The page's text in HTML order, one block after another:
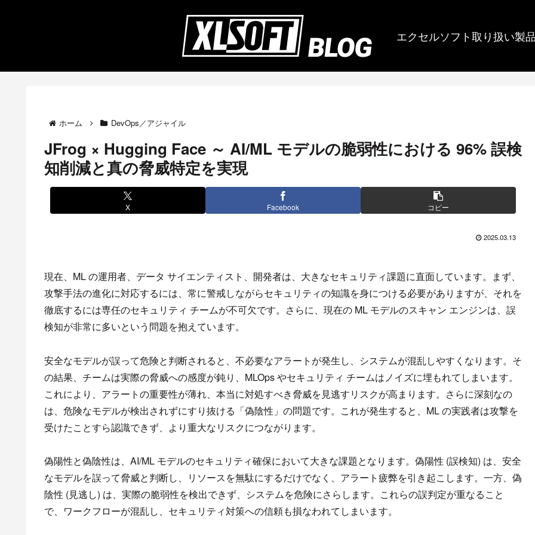
エクセルソフト取り扱い製
ホーム DevOps／アジャイル
JFrog × Hugging Face ～ AI/ML モデルの脆弱性における 96% 誤検
知削減と真の脅威特定を実現
X Facebook コピー
2025.03.13
現在、ML の運用者、データ サイエンティスト、開発者は、大きなセキュリティ課題に直面しています。まず、
攻撃手法の進化に対応するには、常に警戒しながらセキュリティの知識を身につける必要がありますが、それを
徹底するには専任のセキュリティ チームが不可欠です。さらに、現在の ML モデルのスキャン エンジンは、誤
検知が非常に多いという問題を抱えています。
安全なモデルが誤って危険と判断されると、不必要なアラートが発生し、システムが混乱しやすくなります。そ
の結果、チームは実際の脅威への感度が鈍り、MLOps やセキュリティ チームはノイズに埋もれてしまいます。
これにより、アラートの重要性が薄れ、本当に対処すべき脅威を見逃すリスクが高まります。さらに深刻なの
は、危険なモデルが検出されずにすり抜ける「偽陰性」の問題です。これが発生すると、ML の実践者は攻撃を
受けたことすら認識できず、より重大なリスクにつながります。
偽陽性と偽陰性は、AI/ML モデルのセキュリティ確保において大きな課題となります。偽陽性 (誤検知) は、安全
なモデルを誤って脅威と判断し、リソースを無駄にするだけでなく、アラート疲弊を引き起こします。一方、偽
陰性 (見逃し) は、実際の脆弱性を検出できず、システムを危険にさらします。これらの誤判定が重なること
で、ワークフローが混乱し、セキュリティ対策への信頼も損なわれてしまいます。